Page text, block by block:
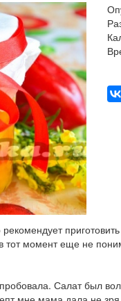
тот момент еще не
Салат был